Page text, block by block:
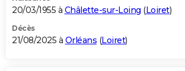
20/03/1955 à Châlette-sur-Loing (Loiret)
Décès
21/08/2025 à Orléans (Loiret)